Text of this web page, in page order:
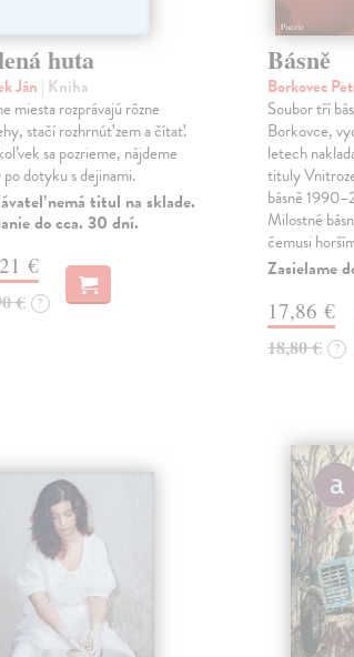
huta
Ján | Kniha
miesta rozprávajú rôzne
stačí rozhrnúť zem a čítať.
sa pozrieme, nájdeme
po dotyku s dejinami.
nemá titul na sklade.
do cca. 30 dní.
€
€ ?
Básně
Borkovec
Soubor tří
Borkovce,
letech
tituly
básně
Milostné
čemusi
Zasielame
17,86 €
18,80 € ?